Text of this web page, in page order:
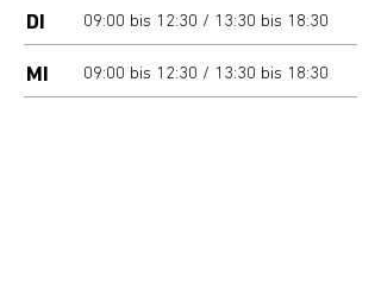
DI 09:00 bis 12:30 / 13:30 bis 18:30
MI 09:00 bis 12:30 / 13:30 bis 18:30